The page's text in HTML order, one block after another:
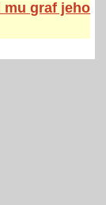
mu graf jeho